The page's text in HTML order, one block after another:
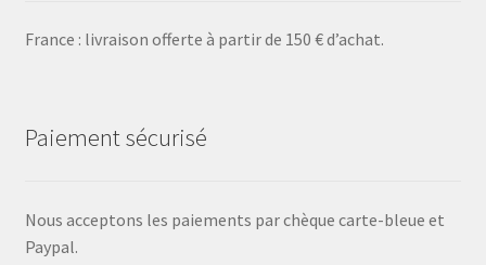
France : livraison offerte à partir de 150 € d’achat.
Paiement sécurisé
Nous acceptons les paiements par chèque carte-bleue et
Paypal.